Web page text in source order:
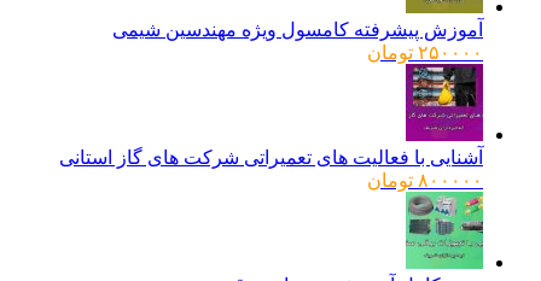
آموزش پیشرفته کامسول ویژه مهندسین شیمی
۲۵۰۰۰۰ تومان
آشنایی با فعالیت های تعمیراتی شرکت های گاز استانی
۸۰۰۰۰۰ تومان